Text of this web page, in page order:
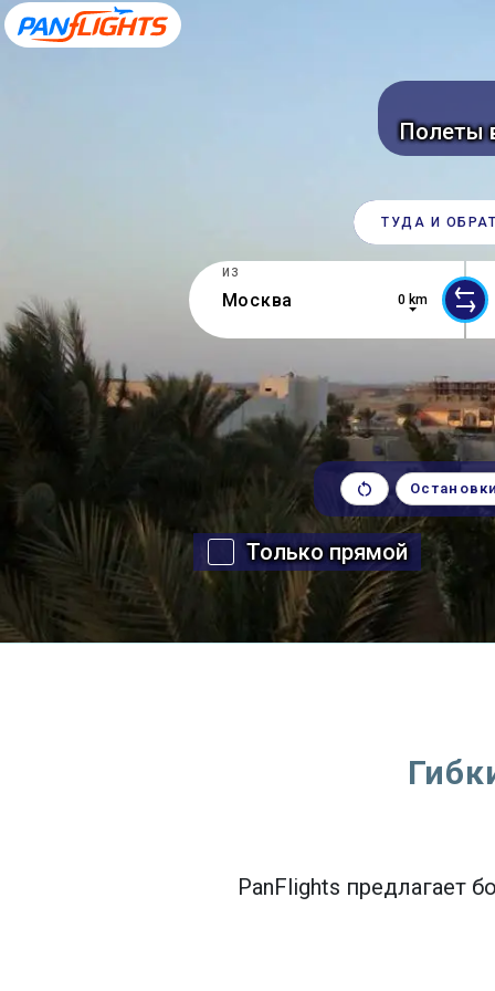
Полеты
ТУДА И
ИЗ
0 km
Остановки
Только прямой
PanFlights предлагает